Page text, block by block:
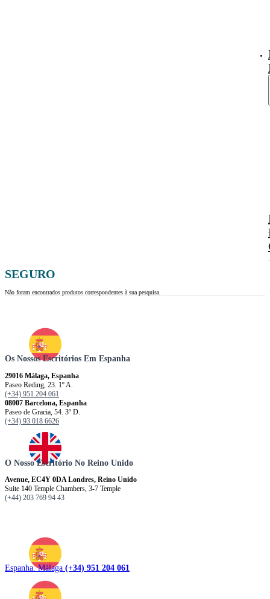
SEGURO
Não foram encontrados produtos correspondentes à sua pesquisa.
Os Nossos Escritórios Em Espanha
29016 Málaga, Espanha
Paseo Reding, 23. 1º A.
(+34) 951 204 061
08007 Barcelona, ​​​​​Espanha
Paseo de Gracia, 54. 3º D.
(+34) 93 018 6626
O Nosso Escritório No Reino Unido
Avenue, EC4Y 0DA Londres, Reino Unido
Suite 140 Temple Chambers, 3-7 Temple
(+44) 203 769 94 43
Espanha. Málaga (+34) 951 204 061